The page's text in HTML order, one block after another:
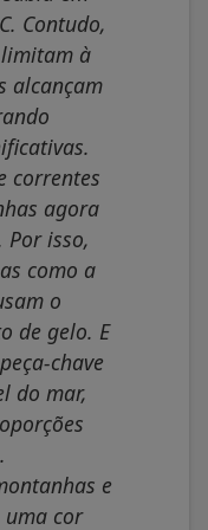
Contudo,
à
alcançam
correntes
agora
Por isso,
como a
o
de gelo. E
chave
do mar,
e
uma cor